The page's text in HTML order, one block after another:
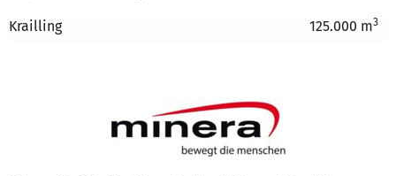
Krailling 125.000 m3